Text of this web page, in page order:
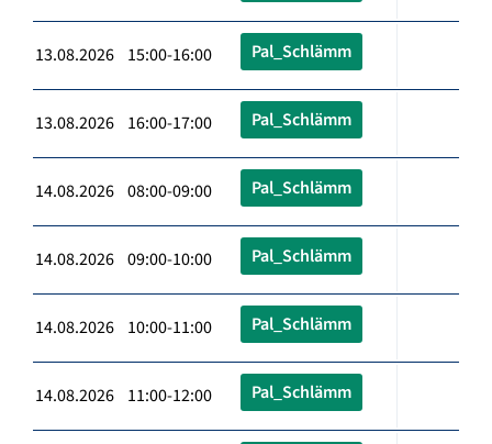
13.08.2026 15:00-16:00 Pal_Schlämm
13.08.2026 16:00-17:00 Pal_Schlämm
14.08.2026 08:00-09:00 Pal_Schlämm
14.08.2026 09:00-10:00 Pal_Schlämm
14.08.2026 10:00-11:00 Pal_Schlämm
14.08.2026 11:00-12:00 Pal_Schlämm